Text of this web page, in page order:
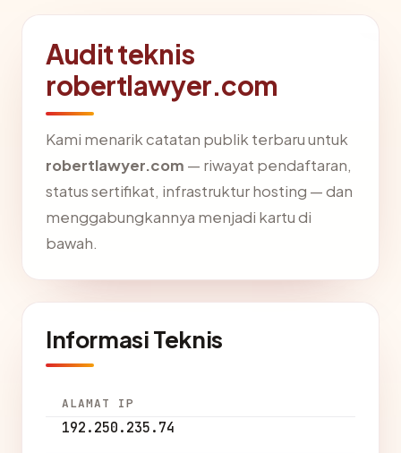
Audit teknis
robertlawyer.com
Kami menarik catatan publik terbaru untuk
robertlawyer.com — riwayat pendaftaran,
status sertifikat, infrastruktur hosting — dan
menggabungkannya menjadi kartu di
bawah.
Informasi Teknis
ALAMAT IP
192.250.235.74